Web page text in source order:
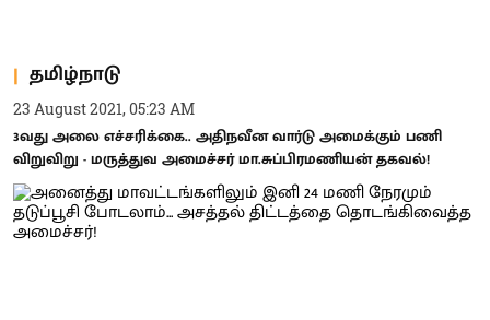
தமிழ்நாடு
23 August 2021, 05:23 AM
3வது அலை எச்சரிக்கை.. அதிநவீன வார்டு அமைக்கும் பணி
விறுவிறு - மருத்துவ அமைச்சர் மா.சுப்பிரமணியன் தகவல்!